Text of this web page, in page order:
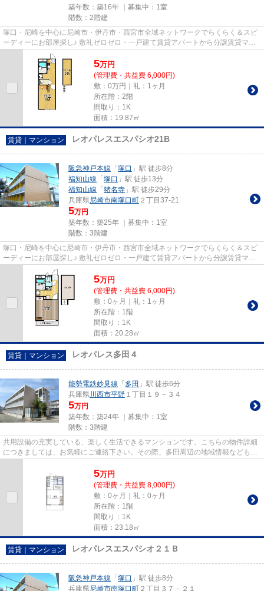
築年数：築16年 ｜募集中： 1室
階数：2階建
塚口・尼崎を中心に尼崎市・伊丹市・西宮市全域ネットワークでらくらく＆スピ
ーディーにお部屋探し♪ 敷礼ゼロゼロ・一戸建て賃貸アパートから分譲賃貸マン
ション、保証人不要物件・マ...
5万円
(管理費・共益費 6,000円)
敷：0万円｜礼：1ヶ月
所在階：2階
間取り：1K
面積：19.87㎡
賃貸｜マンション レオパレスエスパシオ21B
阪急神戸本線 「 塚口 」駅 徒歩8分
福知山線 「 塚口 」駅 徒歩13分
福知山線 「 猪名寺 」駅 徒歩29分
兵庫県尼崎市南塚口町 ２丁目37-21
5万円
築年数：築25年 ｜募集中： 1室
階数：3階建
塚口・尼崎を中心に尼崎市・伊丹市・西宮市全域ネットワークでらくらく＆スピ
ーディーにお部屋探し♪ 敷礼ゼロゼロ・一戸建て賃貸アパートから分譲賃貸マン
ション、保証人不要物件・マ...
5万円
(管理費・共益費 6,000円)
敷：0ヶ月｜礼：1ヶ月
所在階：1階
間取り：1K
面積：20.28㎡
賃貸｜マンション レオパレス多田４
能勢電鉄妙見線 「 多田 」駅 徒歩6分
兵庫県川西市平野 １丁目１９－３４
5万円
築年数：築24年 ｜募集中： 1室
階数：3階建
共用設備の充実している、楽しく生活できるマンションです。こちらの物件詳細
につきましては、お気軽にご連絡下さい。その際、多田周辺の地域情報なども併
5万円
(管理費・共益費 8,000円)
敷：0ヶ月｜礼：0ヶ月
所在階：1階
間取り：1K
面積：23.18㎡
賃貸｜マンション レオパレスエスパシオ２１Ｂ
阪急神戸本線 「 塚口 」駅 徒歩8分
兵庫県尼崎市南塚口町 ２丁目３７－２１